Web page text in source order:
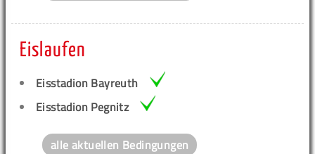
Eislaufen
Eisstadion Bayreuth
Eisstadion Pegnitz
alle aktuellen Bedingungen